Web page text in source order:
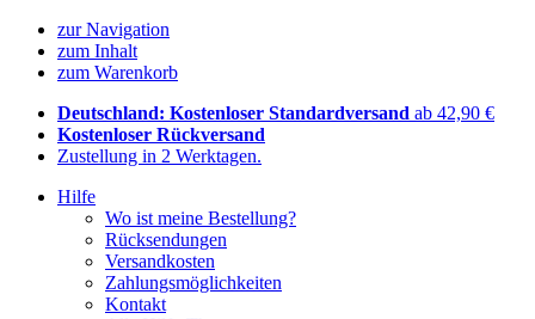
zur Navigation
zum Inhalt
zum Warenkorb
Deutschland: Kostenloser Standardversand ab 42,90 €
Kostenloser Rückversand
Zustellung in 2 Werktagen.
Hilfe
Wo ist meine Bestellung?
Rücksendungen
Versandkosten
Zahlungsmöglichkeiten
Kontakt